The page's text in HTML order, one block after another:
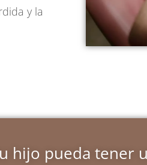
y la
hijo pueda tener